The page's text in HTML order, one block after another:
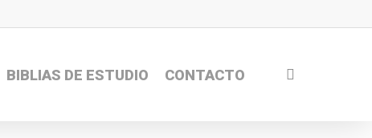
BIBLIAS DE ESTUDIO CONTACTO